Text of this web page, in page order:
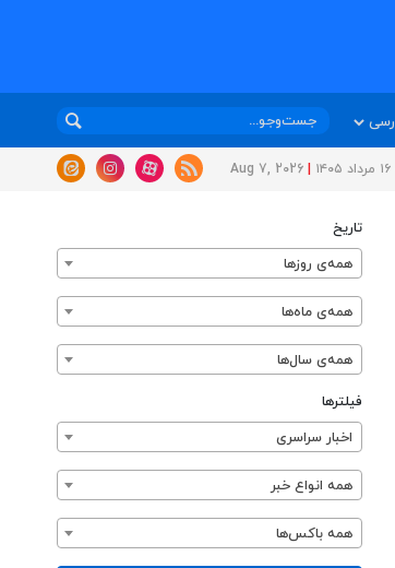
Aug 7, 2026
تاریخ
همه‌ی روزها
همه‌ی ماه‌ها
همه‌ی سال‌ها
فیلترها
اخبار سراسری
همه انواع خبر
همه باکس‌ها